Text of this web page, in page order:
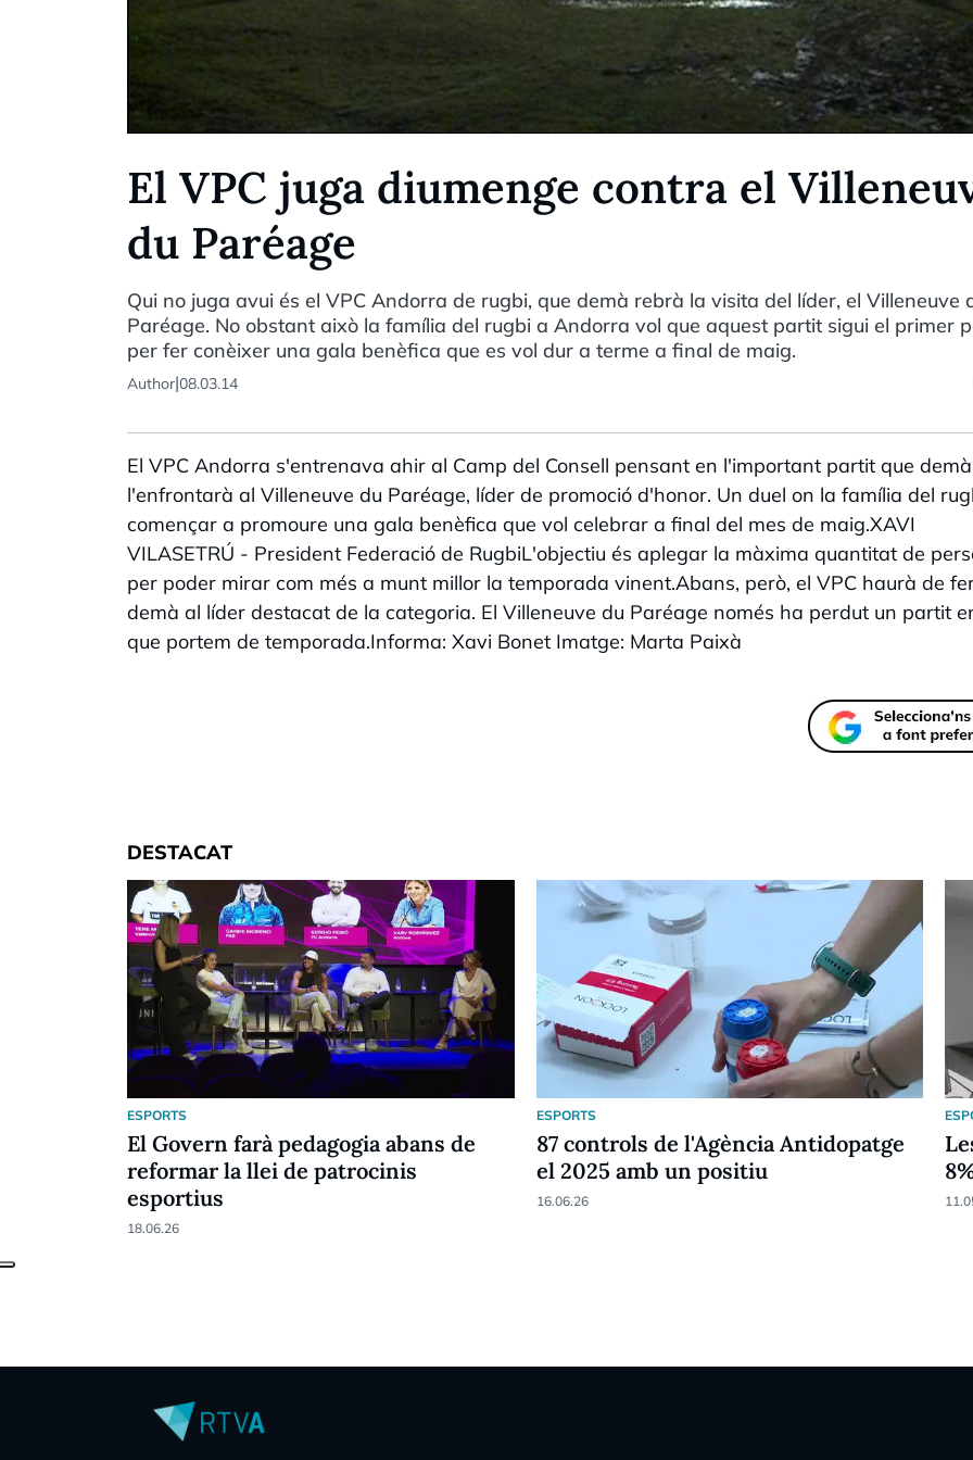
El VPC juga diumenge contra el
du Paréage
Qui no juga avui és el VPC Andorra de rugbi, que demà rebrà la visita del líder, el Villeneuve
Paréage. No obstant això la família del rugbi a Andorra vol que aquest partit sigui el primer
per fer conèixer una gala benèfica que es vol dur a terme a final de maig.
Author|08.03.14
El VPC Andorra s'entrenava ahir al Camp del Consell pensant en l'important partit que demà
l'enfrontarà al Villeneuve du Paréage, líder de promoció d'honor. Un duel on la família del
començar a promoure una gala benèfica que vol celebrar a final del mes de maig.XAVI
VILASETRÚ - President Federació de RugbiL'objectiu és aplegar la màxima quantitat de
per poder mirar com més a munt millor la temporada vinent.Abans, però, el VPC haurà de
demà al líder destacat de la categoria. El Villeneuve du Paréage només ha perdut un partit
que portem de temporada.Informa: Xavi Bonet Imatge: Marta Paixà
DESTACAT
ESPORTS
El Govern farà pedagogia abans de
reformar la llei de patrocinis
esportius
18.06.26
ESPORTS
87 controls de l'Agència Antidopatge
el 2025 amb un positiu
16.06.26